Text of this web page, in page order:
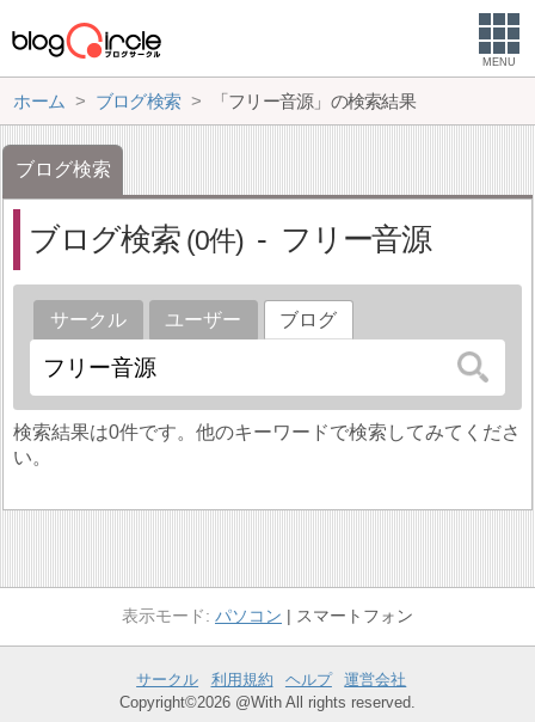
MENU
ホーム ブログ検索 「フリー音源」の検索結果
ブログ検索
ブログ検索 0 フリー音源
サークル ユーザー ブログ
検索結果は0件です。他のキーワードで検索してみてくださ
い。
パソコン スマートフォン
サークル 利用規約 ヘルプ
運営会社
Copyright©2026 @With All rights reserved.